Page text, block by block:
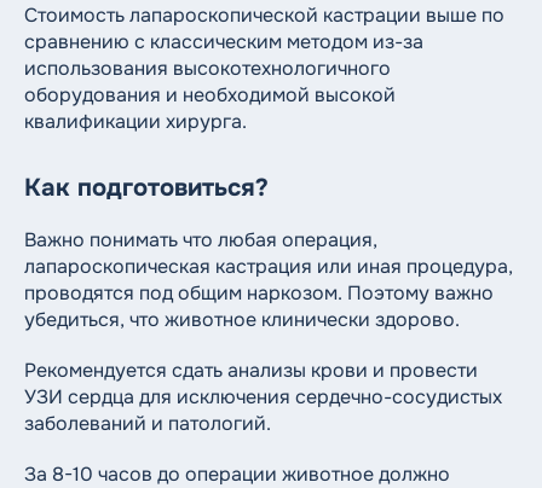
Стоимость лапароскопической кастрации выше по
сравнению с классическим методом из-за
использования высокотехнологичного
оборудования и необходимой высокой
квалификации хирурга.
Как подготовиться?
Важно понимать что любая операция,
лапароскопическая кастрация или иная процедура,
проводятся под общим наркозом. Поэтому важно
убедиться, что животное клинически здорово.
Рекомендуется сдать анализы крови и провести
УЗИ сердца для исключения сердечно-сосудистых
заболеваний и патологий.
За 8-10 часов до операции животное должно